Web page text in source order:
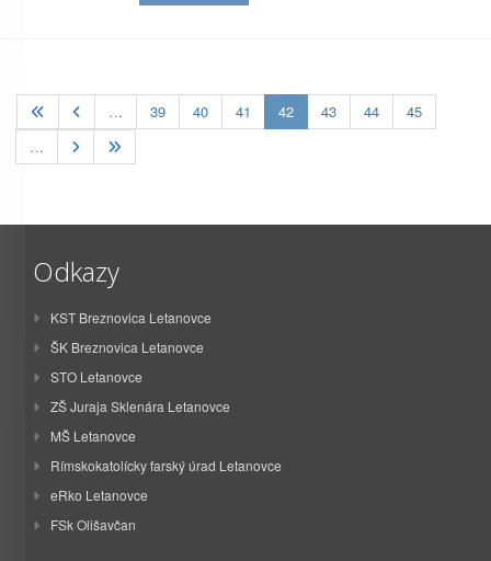
… 39 40 41 42(current)
43 44
45
…
Odkazy
KST Breznovica Letanovce
ŠK Breznovica Letanovce
STO Letanovce
ZŠ Juraja Sklenára Letanovce
MŠ Letanovce
Rímskokatolícky farský úrad Letanovce
eRko Letanovce
FSk Olišavčan